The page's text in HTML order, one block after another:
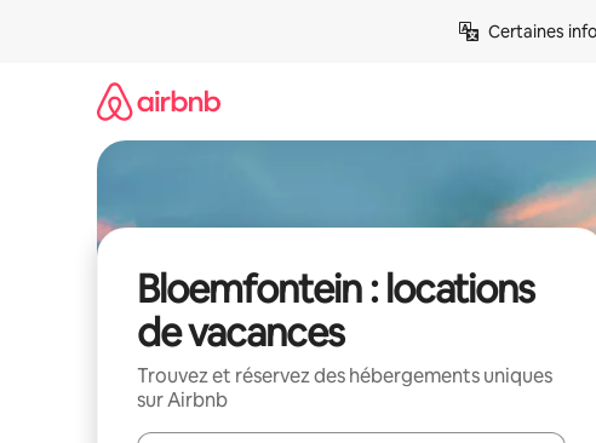
Certaines
Bloemfontein : locations
de vacances
Trouvez et réservez des hébergements uniques
sur Airbnb